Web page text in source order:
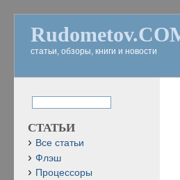
статьи, обзоры, книги и новости
СТАТЬИ
Все статьи
Флэш
Процессоры